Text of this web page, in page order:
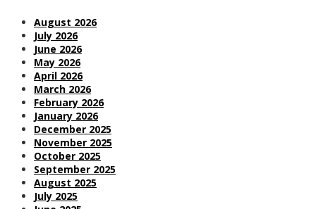
August 2026
July 2026
June 2026
May 2026
April 2026
March 2026
February 2026
January 2026
December 2025
November 2025
October 2025
September 2025
August 2025
July 2025